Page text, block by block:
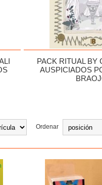
PACK RITUAL BY
AUSPICIADOS
Ordenar